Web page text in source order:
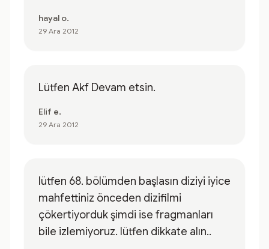
hayal o.
29 Ara 2012
Lütfen Akf Devam etsin.
Elif e.
29 Ara 2012
lütfen 68. bölümden başlasın diziyi iyice
mahfettiniz önceden dizifilmi
çökertiyorduk şimdi ise fragmanları
bile izlemiyoruz. lütfen dikkate alın..